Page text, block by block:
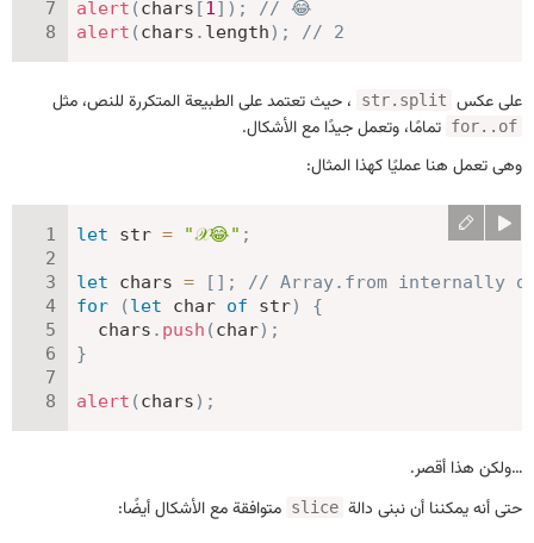
alert (chars [1] ) ;
// 😂
alert (chars . length) ; // 2
على عكس str.split ، حيث تعتمد على الطبيعة المتكررة للنص، مثل
for..of تمامًا، وتعمل جيدًا مع الأشكال.
وهى تعمل هنا عمليًا كهذا المثال:
let str = "𝒳😂" ;
let chars = [ ] ;
// Array.from internally
for
(let char of str)
{
  chars
. push (char) ;
}
alert (chars) ;
…ولكن هذا أقصر.
حتى أنه يمكننا أن نبنى دالة slice متوافقة مع الأشكال أيضًا: